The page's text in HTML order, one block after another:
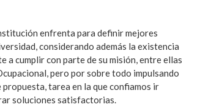
enfrenta para definir mejores
considerando además la existencia
a cumplir con parte de su misión, entre ellas
pero por sobre todo impulsando
tarea en la que confiamos ir
soluciones satisfactorias.